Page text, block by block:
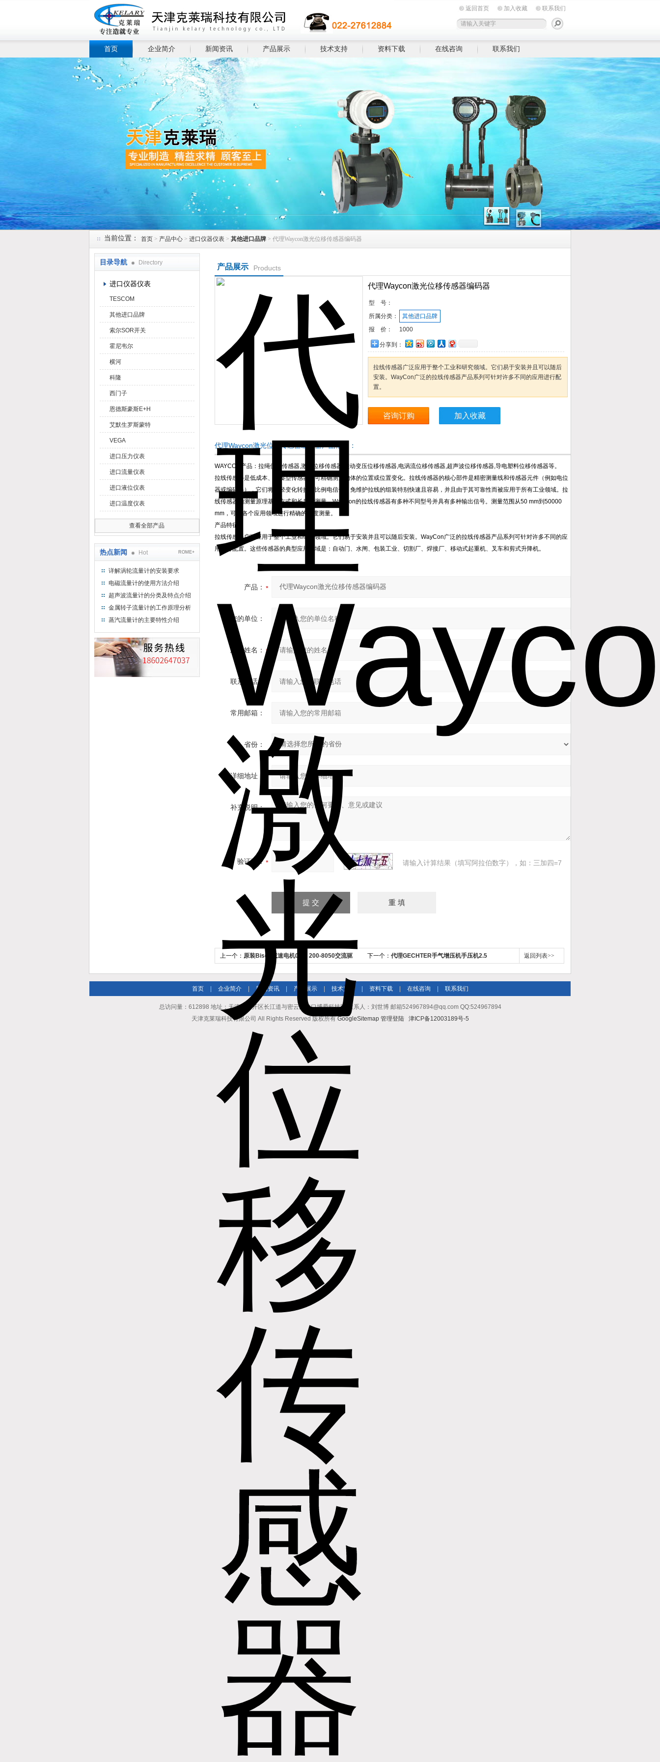
返回首页 加入收藏 联系我们
首页 企业简介 新闻资讯 产品展示 技术支持 资料下载 在线咨询 联系我们
当前位置： 首页 > 产品中心 > 进口仪器仪表 > 其他进口品牌 > 代理Waycon激光位移传感器编码器
目录导航 Directory
进口仪器仪表
TESCOM
其他进口品牌
索尔SOR开关
霍尼韦尔
横河
科隆
西门子
恩德斯豪斯E+H
艾默生罗斯蒙特
VEGA
进口压力仪表
进口流量仪表
进口液位仪表
进口温度仪表
查看全部产品
热点新闻 Hot ROME+
详解涡轮流量计的安装要求
电磁流量计的使用方法介绍
超声波流量计的分类及特点介绍
金属转子流量计的工作原理分析
蒸汽流量计的主要特性介绍
产品展示 Products
代理Waycon激光位移传感器编码器
型 号：
所属分类：
其他进口品牌
报 价：
1000
分享到：
拉线传感器广泛应用于整个工业和研究领域。它们易于安装并且可以随后
安装。WayCon广泛的拉线传感器产品系列可针对许多不同的应用进行配
置。
咨询订购 加入收藏
代理Waycon激光位移传感器编码器产品概述：
WAYCON产品：拉绳位移传感器,激光位移传感器,差动变压位移传感器,电涡流位移传感器,超声波位移传感器,导电塑料位移传感器等。
拉线传感器是低成本、紧凑型传感器，可精确测量物体的位置或位置变化。拉线传感器的核心部件是精密测量线和传感器元件（例如电位
器或编码器），它们将路径变化转换成比例电信号。免维护拉线的组装特别快速且容易，并且由于其可靠性而被应用于所有工业领域。拉
线传感器的测量原理基于方式和长度的测量，WayCon的拉线传感器有多种不同型号并具有多种输出信号。测量范围从50 mm到50000
mm，可在各个应用领域进行精确的长度测量。
产品特征
拉线传感器广泛应用于整个工业和研究领域。它们易于安装并且可以随后安装。WayCon广泛的拉线传感器产品系列可针对许多不同的应
用进行配置。这些传感器的典型应用领域是：自动门、水闸、包装工业、切割厂、焊接厂、移动式起重机、叉车和剪式升降机。
产品：
您的单位：
您的姓名：
联系电话：
常用邮箱：
省份：
详细地址：
补充说明：
验证码： 请输入计算结果（填写阿拉伯数字），如：三加四=7
上一个： 原装Bison减速电机016- 200-8050交流驱 下一个： 代理GECHTER手气增压机手压机2.5 返回列表>>
首页 企业简介 新闻资讯 产品展示 技术支持 资料下载 在线咨询 联系我们
总访问量：612898 地址：天津市南开区长江道与密云路交口博爱科技园 联系人：刘世博 邮箱524967894@qq.com QQ:524967894
天津克莱瑞科技有限公司 All Rights Reserved 版权所有GoogleSitemap 管理登陆 津ICP备12003189号-5